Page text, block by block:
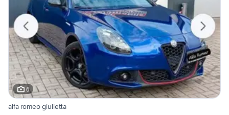
6
alfa romeo giulietta